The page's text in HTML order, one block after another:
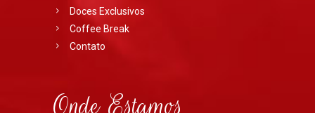
Doces Exclusivos
Coffee Break
Contato